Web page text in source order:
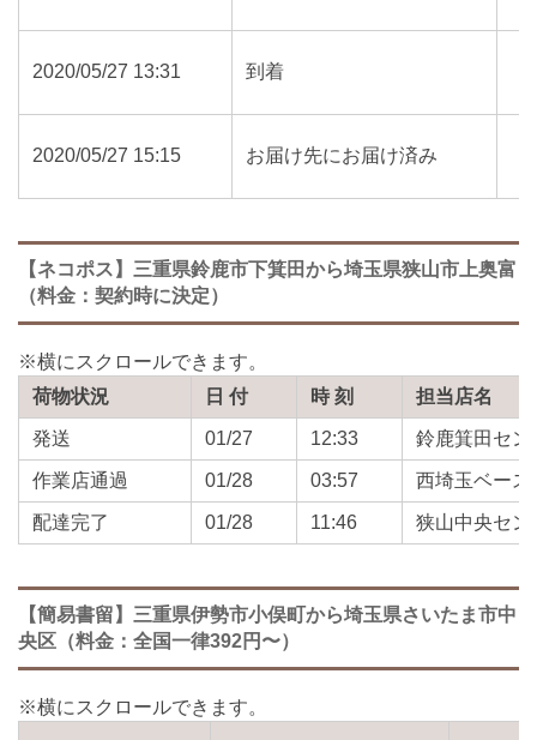
2020/05/27 13:31 到着
2020/05/27 15:15 お届け先にお届け済み
【ネコポス】三重県鈴鹿市下箕田から埼玉県狭山市上奥富
（料金：契約時に決定）
荷物状況 日 付 時 刻 担当店名
発送 01/27 12:33 鈴鹿箕田セン
作業店通過 01/28 03:57 西埼玉ベース
配達完了 01/28 11:46 狭山中央セン
【簡易書留】三重県伊勢市小俣町から埼玉県さいたま市中
央区（料金：全国一律392円〜）